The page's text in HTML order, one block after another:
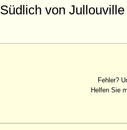
Südlich von
Fehler?
Helfen Sie